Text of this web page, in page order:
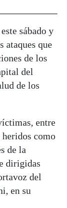
sábado y
ataques que
de los
del
de los
entre
como
de la
dirigidas
del
en su